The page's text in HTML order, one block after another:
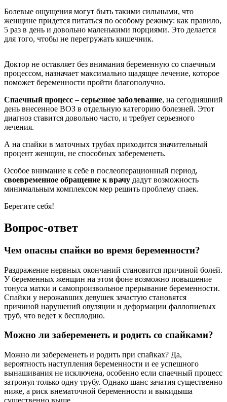
Болевые ощущения могут быть такими сильными, что
женщине придется питаться по особому режиму: как правило,
5 раз в день и довольно маленькими порциями. Это делается
для того, чтобы не перегружать кишечник.
Доктор не оставляет без внимания беременную со спаечным
процессом, назначает максимально щадящее лечение, которое
поможет беременности пройти благополучно.
Спаечный процесс – серьезное заболевание, на сегодняшний
день внесенное ВОЗ в отдельную категорию болезней. Этот
диагноз ставится довольно часто, и требует серьезного
лечения.
А на спайки в маточных трубах приходится значительный
процент женщин, не способных забеременеть.
Особое внимание к себе в послеоперационный период,
своевременное обращение к врачу дадут возможность
минимальным комплексом мер решить проблему спаек.
Берегите себя!
Вопрос-ответ
Чем опасны спайки во время беременности?
Раздражение нервных окончаний становится причиной болей.
У беременных женщин на этом фоне возможно повышение
тонуса матки и самопроизвольное прерывание беременности.
Спайки у нерожавших девушек зачастую становятся
причиной нарушений овуляции и деформации фаллопиевых
труб, что ведет к бесплодию.
Можно ли забеременеть и родить со спайками?
Можно ли забеременеть и родить при спайках? Да,
вероятность наступления беременности и ее успешного
вынашивания не исключена, особенно если спаечный процесс
затронул только одну трубу. Однако шанс зачатия существенно
ниже, а риск внематочной беременности и выкидыша
существенно выше.